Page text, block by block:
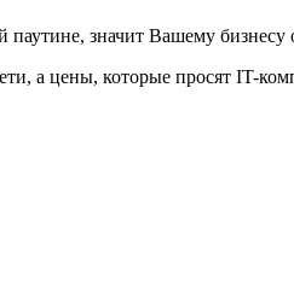
значит Вашему бизнесу
а цены, которые просят IT-